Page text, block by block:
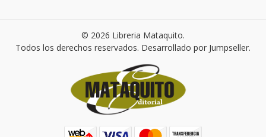
© 2026 Libreria Mataquito.
Todos los derechos reservados. Desarrollado por Jumpseller.